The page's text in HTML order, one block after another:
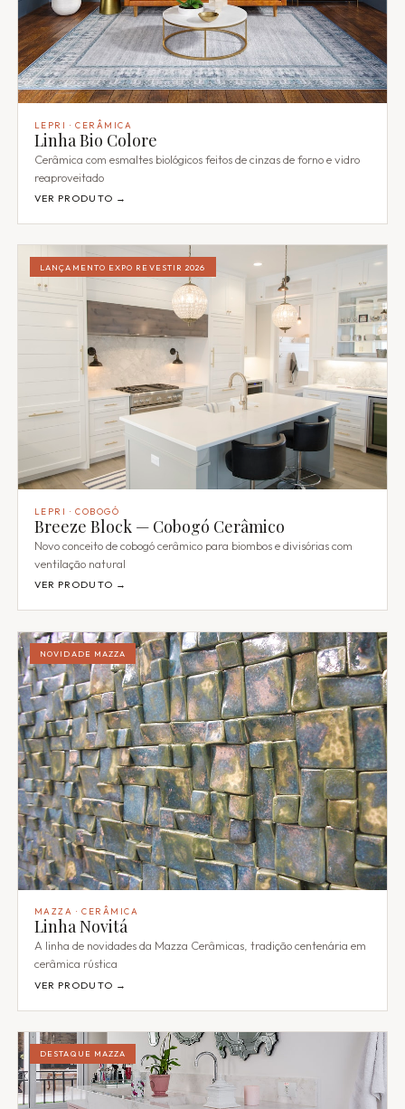
LEPRI · CERÂMICA
Linha Bio Colore
Cerâmica com esmaltes biológicos feitos de cinzas de forno e vidro
reaproveitado
VER PRODUTO →
LANÇAMENTO EXPO REVESTIR 2026
LEPRI · COBOGÓ
Breeze Block — Cobogó Cerâmico
Novo conceito de cobogó cerâmico para biombos e divisórias com
ventilação natural
VER PRODUTO →
NOVIDADE MAZZA
MAZZA · CERÂMICA
Linha Novitá
A linha de novidades da Mazza Cerâmicas, tradição centenária em
cerâmica rústica
VER PRODUTO →
DESTAQUE MAZZA